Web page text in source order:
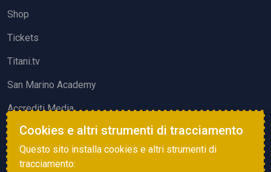
Shop
Tickets
Titani.tv
San Marino Academy
Accrediti Media
ATTIVITÀ ED EVENTI
Squadre di Calcio
Cookies e altri strumenti di tracciamento
Questo sito installa cookies e altri strumenti di
tracciamento: